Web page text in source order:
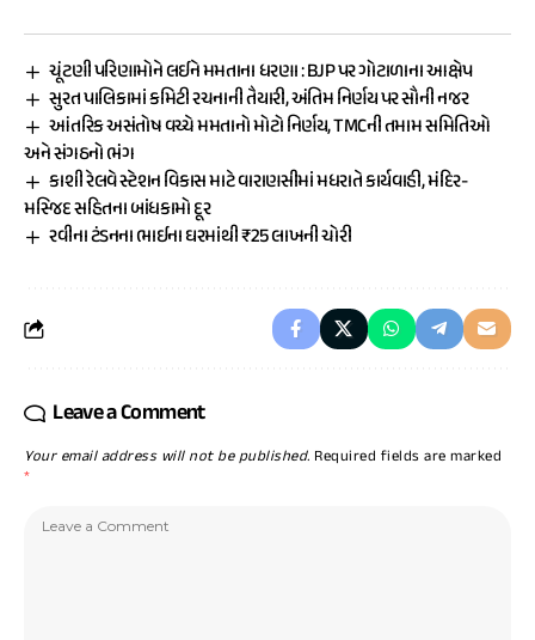
ચૂંટણી પરિણામોને લઈને મમતાના ધરણા : BJP પર ગોટાળાના આક્ષેપ
સુરત પાલિકામાં કમિટી રચનાની તૈયારી, અંતિમ નિર્ણય પર સૌની નજર
આંતરિક અસંતોષ વચ્ચે મમતાનો મોટો નિર્ણય, TMCની તમામ સમિતિઓ
અને સંગઠનો ભંગ
કાશી રેલવે સ્ટેશન વિકાસ માટે વારાણસીમાં મધરાતે કાર્યવાહી, મંદિર-
મસ્જિદ સહિતના બાંધકામો દૂર
રવીના ટંડનના ભાઈના ઘરમાંથી ₹25 લાખની ચોરી
Leave a Comment
Your email address will not be published. Required fields are marked
*